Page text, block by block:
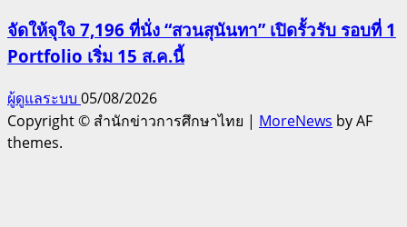
จัดให้จุใจ 7,196 ที่นั่ง “สวนสุนันทา” เปิดรั้วรับ รอบที่ 1
Portfolio เริ่ม 15 ส.ค.นี้
ผู้ดูแลระบบ 05/08/2026
Copyright © สำนักข่าวการศึกษาไทย | MoreNews by AF
themes.